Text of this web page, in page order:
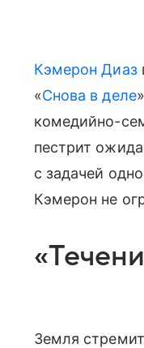
Кэмерон Диаз
«Снова в деле
комедийно-
пестрит
с задачей
Кэмерон не
Земля